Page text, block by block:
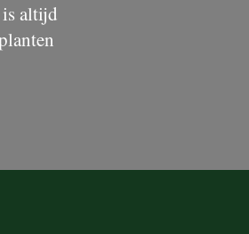
altijd